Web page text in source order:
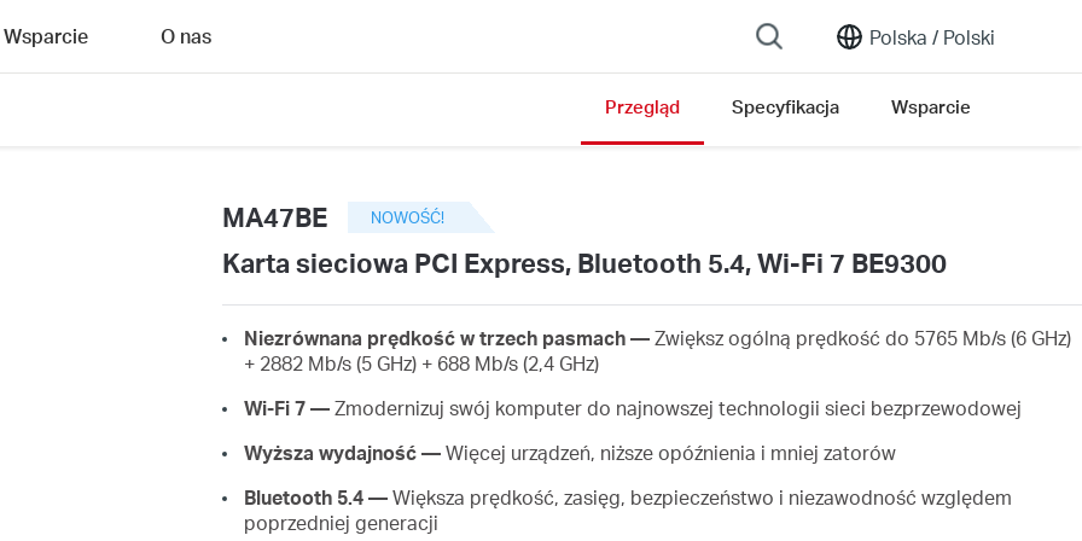
Polska / Polski
Wsparcie O nas
Przegląd Specyfikacja Wsparcie
MA47BE NOWOŚĆ!
Karta sieciowa PCI Express, Bluetooth 5.4, Wi-Fi 7 BE9300
Niezrównana prędkość w trzech pasmach —Zwiększ ogólną prędkość do 5765 Mb/s (6 GHz)
+ 2882 Mb/s (5 GHz) + 688 Mb/s (2,4 GHz)
Wi-Fi 7 —Zmodernizuj swój komputer do najnowszej technologii sieci bezprzewodowej
Wyższa wydajność —Więcej urządzeń, niższe opóźnienia i mniej zatorów
Bluetooth 5.4 —Większa prędkość, zasięg, bezpieczeństwo i niezawodność względem
poprzedniej generacji